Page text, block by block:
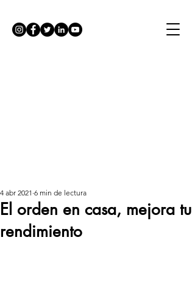
El orden en casa, mejora tu
rendimiento
4 abr 2021 6 min de lectura